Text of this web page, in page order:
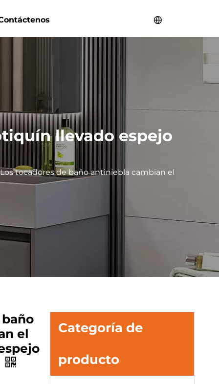
llevado espejo
Los tocadores de baño antiniebla cambian el
el
Categoría de
producto